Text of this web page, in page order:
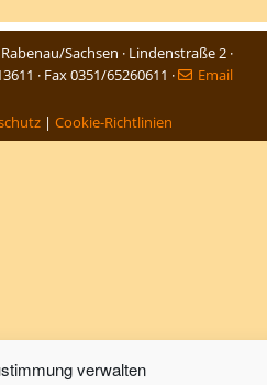
verwalten
Sachsen · Lindenstraße 2 ·
· Fax 0351/65260611 ·
Email
| Cookie-Richtlinien